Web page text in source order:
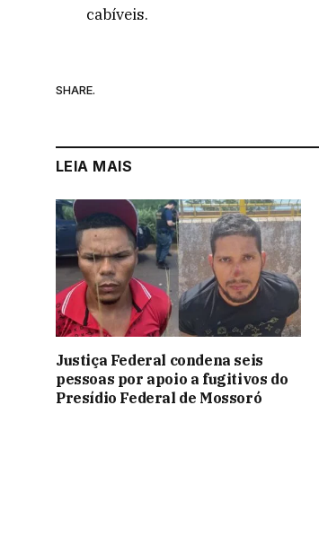
cabíveis.
SHARE.
LEIA MAIS
Justiça Federal condena seis
pessoas por apoio a fugitivos do
Presídio Federal de Mossoró